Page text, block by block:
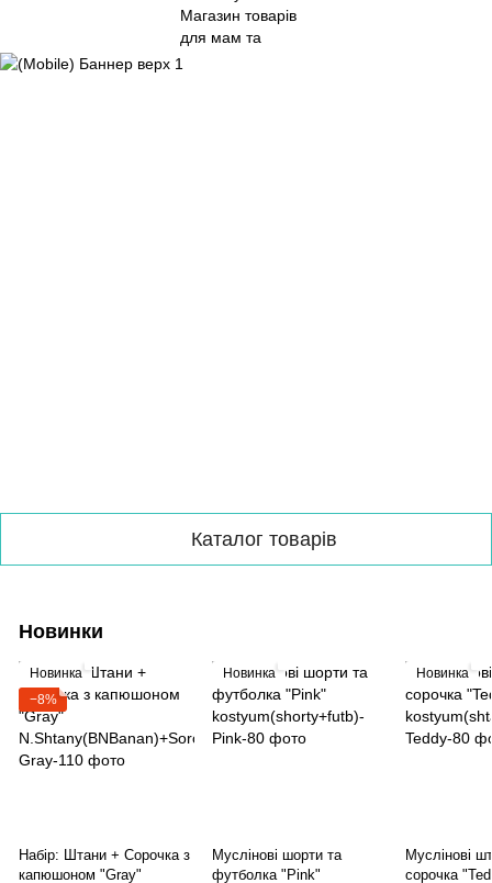
Каталог товарів
Новинки
Новинка
−8%
Набір: Штани + Сорочка з
капюшоном "Gray"
Новинка
Муслінові шорти та
футболка "Pink"
Новинка
Муслінові
сорочка